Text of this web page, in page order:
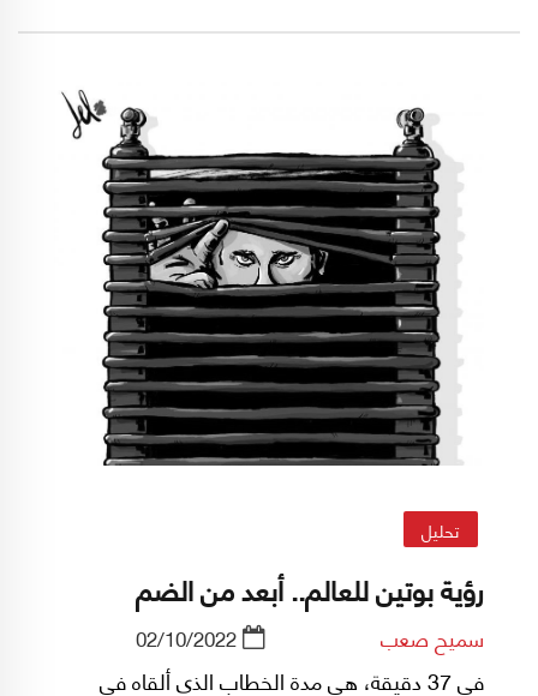
كما أصدرت سابقاً طابعاً يحمل صورة السفينة
في نيسان/إبريل الماضي.
تحليل
رؤية بوتين للعالم.. أبعد من الضم
سميح صعب 02/10/2022
في 37 دقيقة، هي مدة الخطاب الذي ألقاه في